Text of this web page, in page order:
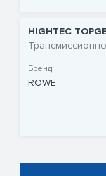
HIGHTEC
Бренд:
ROWE